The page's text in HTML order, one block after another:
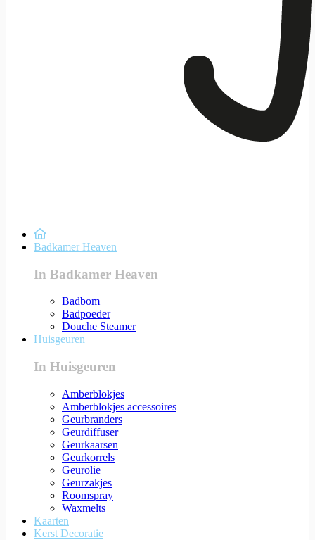
Badkamer Heaven
In Badkamer Heaven
Badbom
Badpoeder
Douche Steamer
Huisgeuren
In Huisgeuren
Amberblokjes
Amberblokjes accessoires
Geurbranders
Geurdiffuser
Geurkaarsen
Geurkorrels
Geurolie
Geurzakjes
Roomspray
Waxmelts
Kaarten
Kerst Decoratie